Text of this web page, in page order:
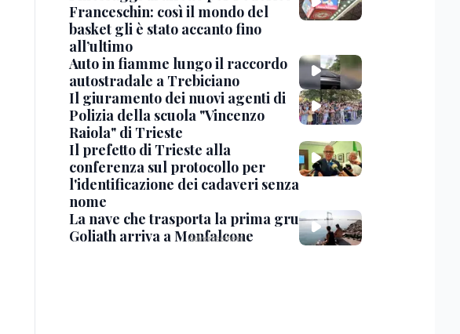
Franceschin: così il mondo del
basket gli è stato accanto fino
all’ultimo
Auto in fiamme lungo il raccordo
autostradale a Trebiciano
Il giuramento dei nuovi agenti di
Polizia della scuola "Vincenzo
Raiola" di Trieste
Il prefetto di Trieste alla
conferenza sul protocollo per
l'identificazione dei cadaveri senza
nome
La nave che trasporta la prima gru
Goliath arriva a Monfalcone